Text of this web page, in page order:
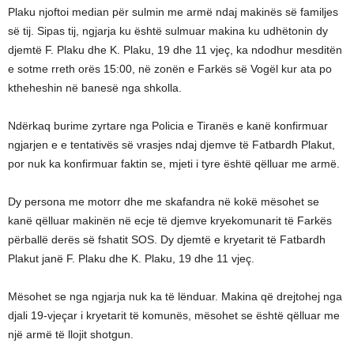
Plaku njoftoi median për sulmin me armë ndaj makinës së familjes
së tij. Sipas tij, ngjarja ku është sulmuar makina ku udhëtonin dy
djemtë F. Plaku dhe K. Plaku, 19 dhe 11 vjeç, ka ndodhur mesditën
e sotme rreth orës 15:00, në zonën e Farkës së Vogël kur ata po
ktheheshin në banesë nga shkolla.
Ndërkaq burime zyrtare nga Policia e Tiranës e kanë konfirmuar
ngjarjen e e tentativës së vrasjes ndaj djemve të Fatbardh Plakut,
por nuk ka konfirmuar faktin se, mjeti i tyre është qëlluar me armë.
Dy persona me motorr dhe me skafandra në kokë mësohet se
kanë qëlluar makinën në ecje të djemve kryekomunarit të Farkës
përballë derës së fshatit SOS. Dy djemtë e kryetarit të Fatbardh
Plakut janë F. Plaku dhe K. Plaku, 19 dhe 11 vjeç.
Mësohet se nga ngjarja nuk ka të lënduar. Makina që drejtohej nga
djali 19-vjeçar i kryetarit të komunës, mësohet se është qëlluar me
një armë të llojit shotgun.